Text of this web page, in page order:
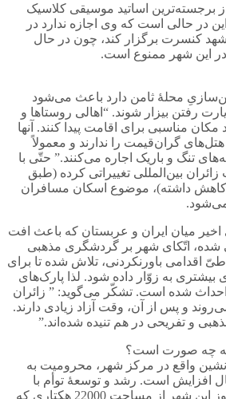
برجسته‌ترین اساتید موسیقی کلاسیک
در حالی است که وی اجازه ندارد در
کنسرت برگزار کند، چون در حال
این شهر ممنوع است.
محلۀ ثامن دارد باعث می‌شود
رفتن بیزار شوند. “اهالی روستاها و
مناسبی برای اقامت پیدا کنند. آنها
گران‌قیمت را ندارند و معمولاً
تنگ و باریک اجاره می‌کنند.” حتّی با
زائران بین‌المللی تغییراتی کرده (طبق
هزینه‌ها 20% کاهش داشته)، موضوع اسکان مسافران
می‌شود.
اخیر میان ایران و عربستان که باعث افت
اتّکای شهر بر گردشگری مذهبی
اقدامی باورنکردنی، تلاش شده تا برای
بیشتری به زوّار داده شود. لذا پارک‌های
احداث شده است. تشکّر می‌گوید: ” زائران
و پس از آن، وقت آزاد زیادی دارند.
و تفریحی در هم‌ تنیده‌ شده‌اند.”
چه صورت است؟
واقع در مرکز شهر، محرومیت به
افزایش است. رشد و توسعۀ توأم با
شتابزدگی در مشهد (امروز این شهر از مساحت 22000 هکتاری که